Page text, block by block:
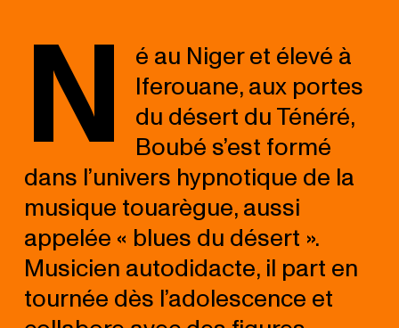
N
é au Niger et élevé à
Iferouane, aux portes
du désert du Ténéré,
Boubé s’est formé
dans l’univers hypnotique de la
musique touarègue, aussi
appelée « blues du désert ».
Musicien autodidacte, il part en
tournée dès l’adolescence et